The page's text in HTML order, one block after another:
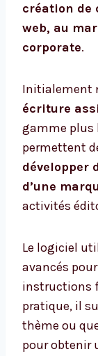
création de
web, au
corporate.
Initialement
écriture
gamme plus
permettent
développer
d’une
activités
Le logiciel
avancés
instructions
pratique, il
thème ou
pour obtenir